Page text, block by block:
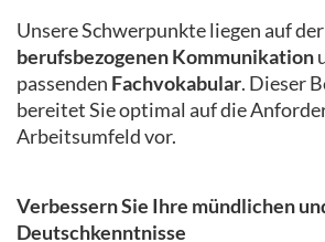
Unsere Schwerpunkte liegen auf der
berufsbezogenen Kommunikation
passenden Fachvokabular. Dieser
bereitet Sie optimal auf die
Arbeitsumfeld vor.
Verbessern Sie Ihre mündlichen
Deutschkenntnisse